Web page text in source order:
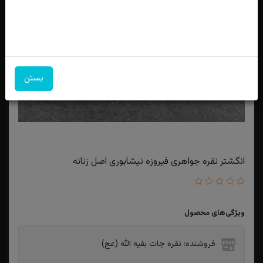
انگشتر نقره جواهری فیروزه نیشابوری اصل زنانه
ویژگی‌های محصول
فروشنده: نقره جات بقیه الله (عج)
بستن